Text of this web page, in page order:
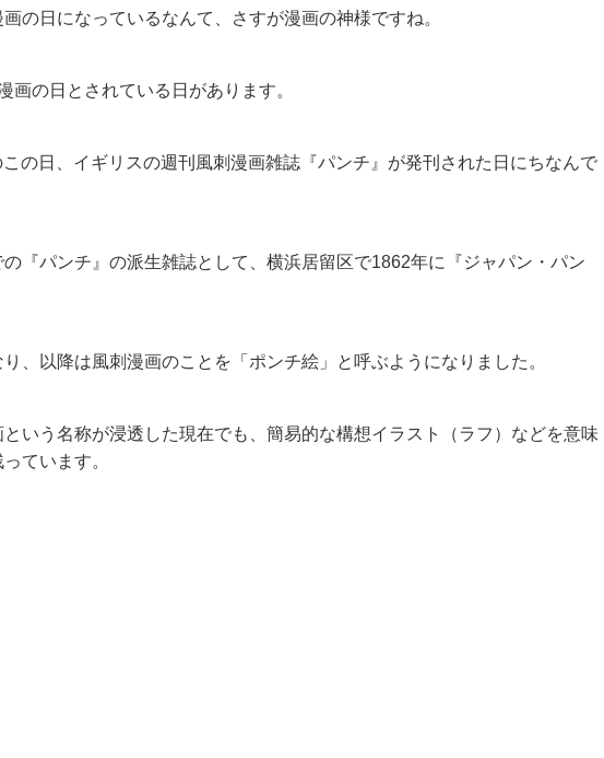
の日になっているなんて、さすが漫画の神様ですね。
画の日とされている日があります。
の日、イギリスの週刊風刺漫画雑誌『パンチ』が発刊された日にちなんで
『パンチ』の派生雑誌として、横浜居留区で1862年に『ジャパン・パン
、以降は風刺漫画のことを「ポンチ絵」と呼ぶようになりました。
いう名称が浸透した現在でも、簡易的な構想イラスト（ラフ）などを意味
ています。